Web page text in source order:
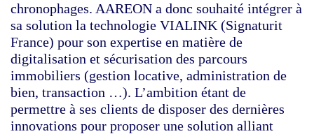
chronophages. AAREON a donc souhaité intégrer à
sa solution la technologie VIALINK (Signaturit
France) pour son expertise en matière de
digitalisation et sécurisation des parcours
immobiliers (gestion locative, administration de
bien, transaction …). L’ambition étant de
permettre à ses clients de disposer des dernières
innovations pour proposer une solution alliant